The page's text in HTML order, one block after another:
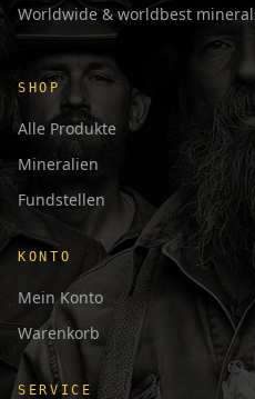
Worldwide & worldbest
SHOP
Alle Produkte
Mineralien
Fundstellen
KONTO
Mein Konto
Warenkorb
SERVICE